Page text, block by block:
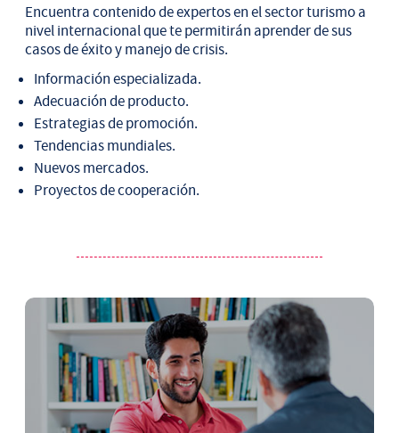
Encuentra contenido de expertos en el sector turismo a
nivel internacional que te permitirán aprender de sus
casos de éxito y manejo de crisis.
Información especializada.
Adecuación de producto.
Estrategias de promoción.
Tendencias mundiales.
Nuevos mercados.
Proyectos de cooperación.